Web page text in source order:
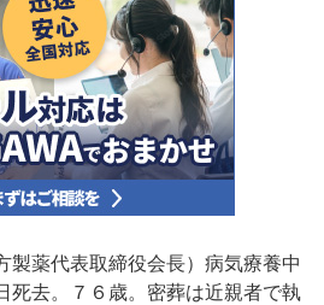
薬代表取締役会長）病気療養中
死去。７６歳。密葬は近親者で執